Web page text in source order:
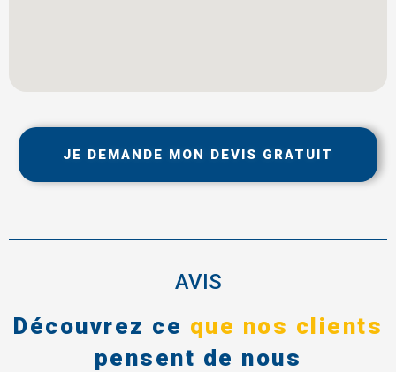
JE DEMANDE MON DEVIS GRATUIT
AVIS
Découvrez ce que nos clients
pensent de nous